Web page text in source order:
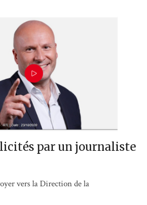
par un journaliste
vers la Direction de la